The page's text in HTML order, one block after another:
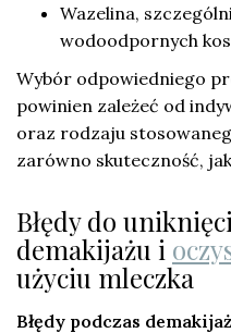
Wazelina,
wodoodpornych
Wybór odpowiedniego
powinien zależeć od
oraz rodzaju
zarówno skuteczność,
Błędy do
demakijażu i
użyciu mleczka
Błędy podczas